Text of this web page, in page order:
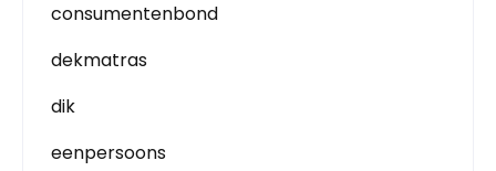
consumentenbond
dekmatras
dik
eenpersoons